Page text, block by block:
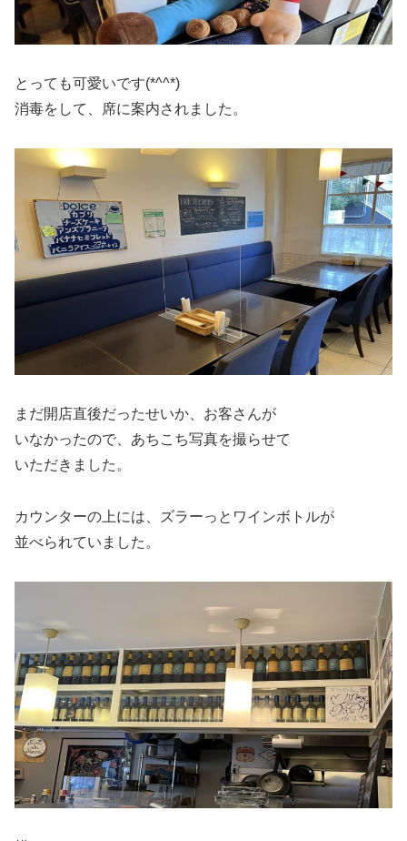
とっても可愛いです(*^^*)
消毒をして、席に案内されました。
まだ開店直後だったせいか、お客さんが
いなかったので、あちこち写真を撮らせて
いただきました。
カウンターの上には、ズラーっとワインボトルが
並べられていました。